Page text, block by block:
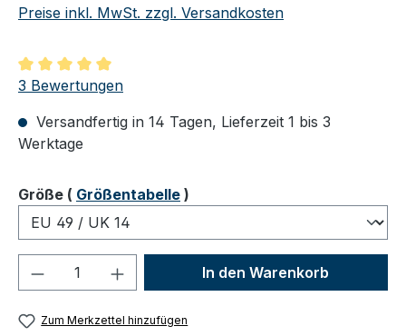
Preise inkl. MwSt. zzgl. Versandkosten
Durchschnittliche Bewertung von 5 von 5 Sternen
3 Bewertungen
Versandfertig in 14 Tagen, Lieferzeit 1 bis 3
Werktage
Größeauswählen
( Größentabelle )
Produkt Anzahl: Gib denIn den Warenkorb
Zum Merkzettel hinzufügen